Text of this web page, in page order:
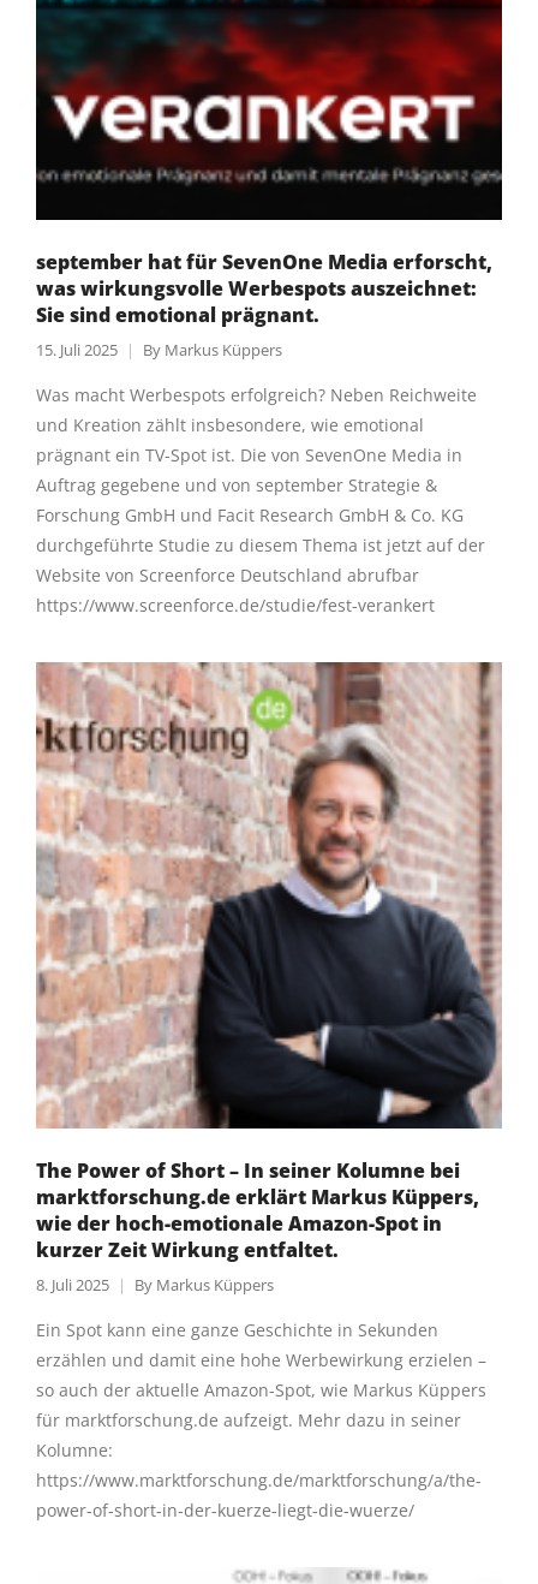
september hat für SevenOne Media erforscht,
was wirkungsvolle Werbespots auszeichnet:
Sie sind emotional prägnant.
15. Juli 2025 By Markus Küppers
Was macht Werbespots erfolgreich? Neben Reichweite
und Kreation zählt insbesondere, wie emotional
prägnant ein TV-Spot ist. Die von SevenOne Media in
Auftrag gegebene und von september Strategie &
Forschung GmbH und Facit Research GmbH & Co. KG
durchgeführte Studie zu diesem Thema ist jetzt auf der
Website von Screenforce Deutschland abrufbar
https://www.screenforce.de/studie/fest-verankert
The Power of Short – In seiner Kolumne bei
marktforschung.de erklärt Markus Küppers,
wie der hoch-emotionale Amazon-Spot in
kurzer Zeit Wirkung entfaltet.
8. Juli 2025 By Markus Küppers
Ein Spot kann eine ganze Geschichte in Sekunden
erzählen und damit eine hohe Werbewirkung erzielen –
so auch der aktuelle Amazon-Spot, wie Markus Küppers
für marktforschung.de aufzeigt. Mehr dazu in seiner
Kolumne:
https://www.marktforschung.de/marktforschung/a/the-
power-of-short-in-der-kuerze-liegt-die-wuerze/